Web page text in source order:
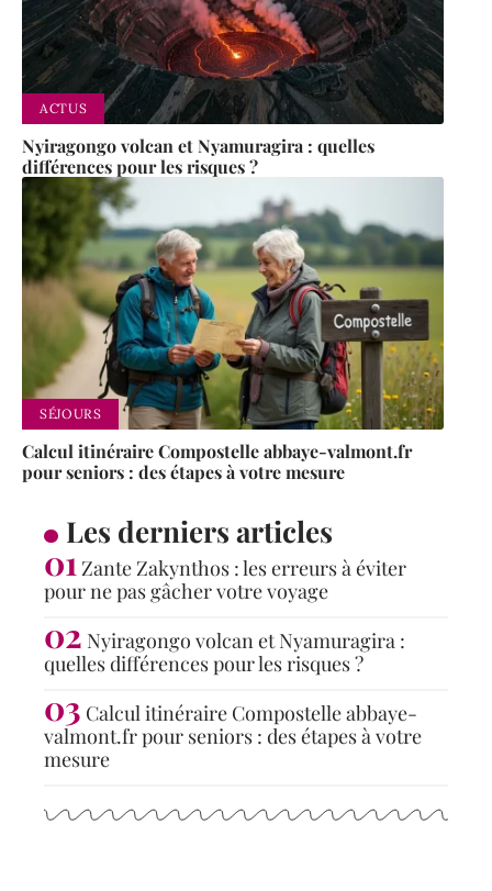
ACTUS
Nyiragongo volcan et Nyamuragira : quelles
différences pour les risques ?
SÉJOURS
Calcul itinéraire Compostelle abbaye-valmont.fr
pour seniors : des étapes à votre mesure
Les derniers articles
Zante Zakynthos : les erreurs à éviter
pour ne pas gâcher votre voyage
Nyiragongo volcan et Nyamuragira :
quelles différences pour les risques ?
Calcul itinéraire Compostelle abbaye-
valmont.fr pour seniors : des étapes à votre
mesure